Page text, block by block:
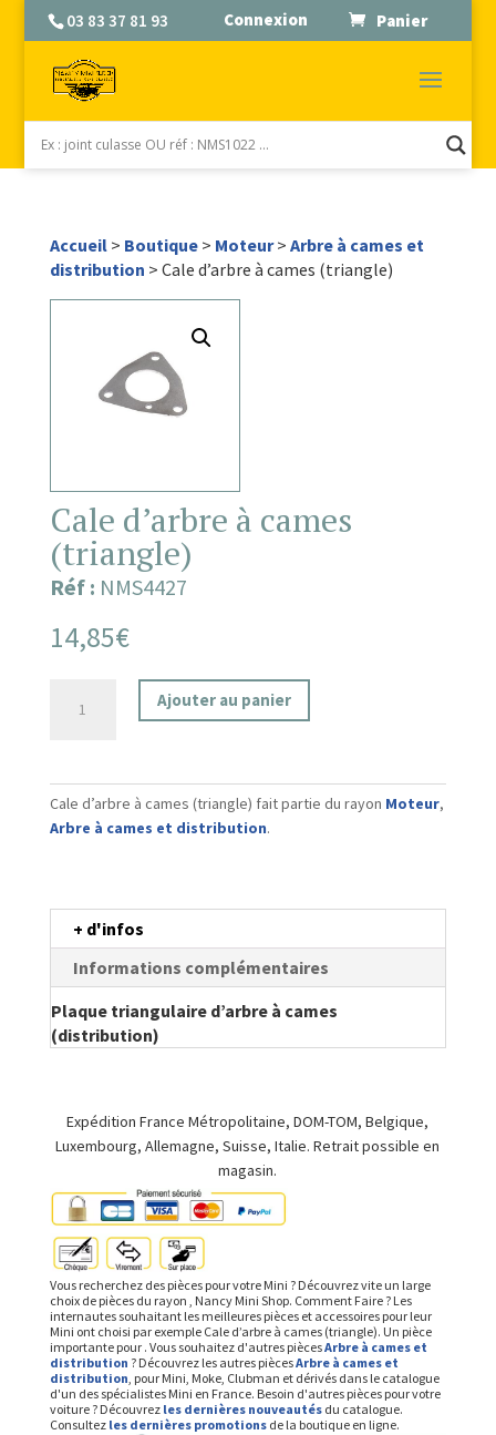
03 83 37 81 93 Connexion Panier
Accueil> Boutique> Moteur> Arbre à cames et
distribution > Cale d’arbre à cames (triangle)
Cale d’arbre à cames
(triangle)
Réf : NMS4427
14,85€
à
cames
(triangle)
Ajouter au panier
Cale d’arbre à cames (triangle) fait partie du rayon Moteur,
Arbre à cames et distribution.
+ d'infos
Informations complémentaires
Plaque triangulaire d’arbre à cames
(distribution)
Expédition France Métropolitaine, DOM-TOM, Belgique,
Luxembourg, Allemagne, Suisse, Italie. Retrait possible en
magasin.
Vous recherchez des pièces pour votre Mini ? Découvrez vite un large
choix de pièces du rayon , Nancy Mini Shop. Comment Faire ? Les
internautes souhaitant les meilleures pièces et accessoires pour leur
Mini ont choisi par exemple Cale d’arbre à cames (triangle). Un pièce
importante pour . Vous souhaitez d'autres piècesArbre à cames et
distribution ? Découvrez les autres piècesArbre à cames et
distribution, pour Mini, Moke, Clubman et dérivés dans le catalogue
d'un des spécialistes Mini en France. Besoin d'autres pièces pour votre
voiture ? Découvrez les dernières nouveautésdu catalogue.
Consultez les dernières promotionsde la boutique en ligne.